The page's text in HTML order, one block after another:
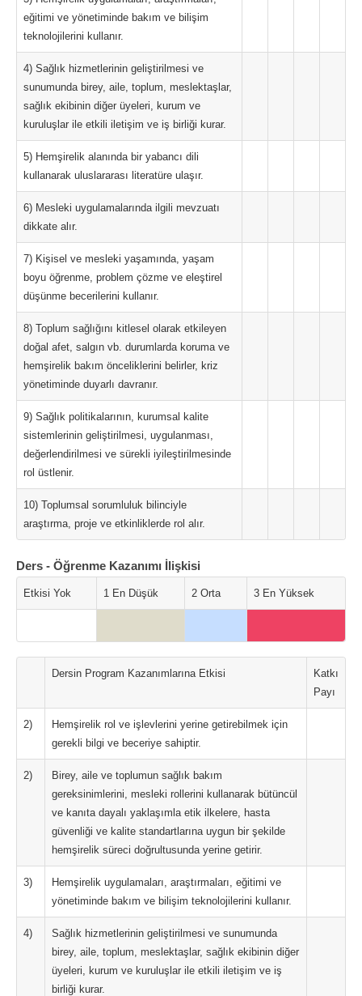
eğitimi ve yönetiminde bakım ve bilişim
teknolojilerini kullanır.
4) Sağlık hizmetlerinin geliştirilmesi ve
sunumunda birey, aile, toplum, meslektaşlar,
sağlık ekibinin diğer üyeleri, kurum ve
kuruluşlar ile etkili iletişim ve iş birliği kurar.
5) Hemşirelik alanında bir yabancı dili
kullanarak uluslararası literatüre ulaşır.
6) Mesleki uygulamalarında ilgili mevzuatı
dikkate alır.
7) Kişisel ve mesleki yaşamında, yaşam
boyu öğrenme, problem çözme ve eleştirel
düşünme becerilerini kullanır.
8) Toplum sağlığını kitlesel olarak etkileyen
doğal afet, salgın vb. durumlarda koruma ve
hemşirelik bakım önceliklerini belirler, kriz
yönetiminde duyarlı davranır.
9) Sağlık politikalarının, kurumsal kalite
sistemlerinin geliştirilmesi, uygulanması,
değerlendirilmesi ve sürekli iyileştirilmesinde
rol üstlenir.
10) Toplumsal sorumluluk bilinciyle
araştırma, proje ve etkinliklerde rol alır.
Ders - Öğrenme Kazanımı İlişkisi
Etkisi Yok 1 En Düşük 2 Orta 3 En Yüksek
Dersin Program Kazanımlarına Etkisi
Katkı
Payı
2)
Hemşirelik rol ve işlevlerini yerine getirebilmek için
gerekli bilgi ve beceriye sahiptir.
2)
Birey, aile ve toplumun sağlık bakım
gereksinimlerini, mesleki rollerini kullanarak bütüncül
ve kanıta dayalı yaklaşımla etik ilkelere, hasta
güvenliği ve kalite standartlarına uygun bir şekilde
hemşirelik süreci doğrultusunda yerine getirir.
3)
Hemşirelik uygulamaları, araştırmaları, eğitimi ve
yönetiminde bakım ve bilişim teknolojilerini kullanır.
4)
Sağlık hizmetlerinin geliştirilmesi ve sunumunda
birey, aile, toplum, meslektaşlar, sağlık ekibinin diğer
üyeleri, kurum ve kuruluşlar ile etkili iletişim ve iş
birliği kurar.